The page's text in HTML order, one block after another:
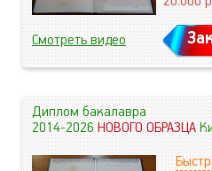
Смотреть видео
Диплом бакалавра
2014-2026НОВОГО ОБРАЗЦА